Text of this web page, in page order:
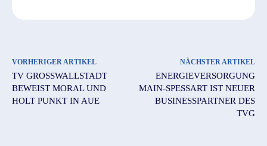
VORHERIGER ARTIKEL
TV GROSSWALLSTADT B
EWEIST MORAL UND H
OLT PUNKT IN AUE
NÄCHSTER ARTIKEL
ENERGIEVERSORGUNG
MAIN-SPESSART IST NEUER
BUSINESSPARTNER DES
TVG